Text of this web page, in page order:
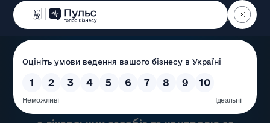
Пошук
Державна служба України